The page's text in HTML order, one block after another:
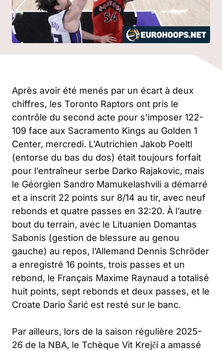
Après avoir été menés par un écart à deux
chiffres, les Toronto Raptors ont pris le
contrôle du second acte pour s’imposer 122-
109 face aux Sacramento Kings au Golden 1
Center, mercredi. L’Autrichien Jakob Poeltl
(entorse du bas du dos) était toujours forfait
pour l’entraîneur serbe Darko Rajakovic, mais
le Géorgien Sandro Mamukelashvili a démarré
et a inscrit 22 points sur 8/14 au tir, avec neuf
rebonds et quatre passes en 32:20. À l’autre
bout du terrain, avec le Lituanien Domantas
Sabonis (gestion de blessure au genou
gauche) au repos, l’Allemand Dennis Schröder
a enregistré 16 points, trois passes et un
rebond, le Français Maxime Raynaud a totalisé
huit points, sept rebonds et deux passes, et le
Croate Dario Šarić est resté sur le banc.
Par ailleurs, lors de la saison régulière 2025-
26 de la NBA, le Tchèque Vit Krejčí a amassé